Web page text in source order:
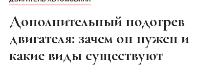
Дополнительный подогрев
двигателя: зачем он нужен и
какие виды существуют